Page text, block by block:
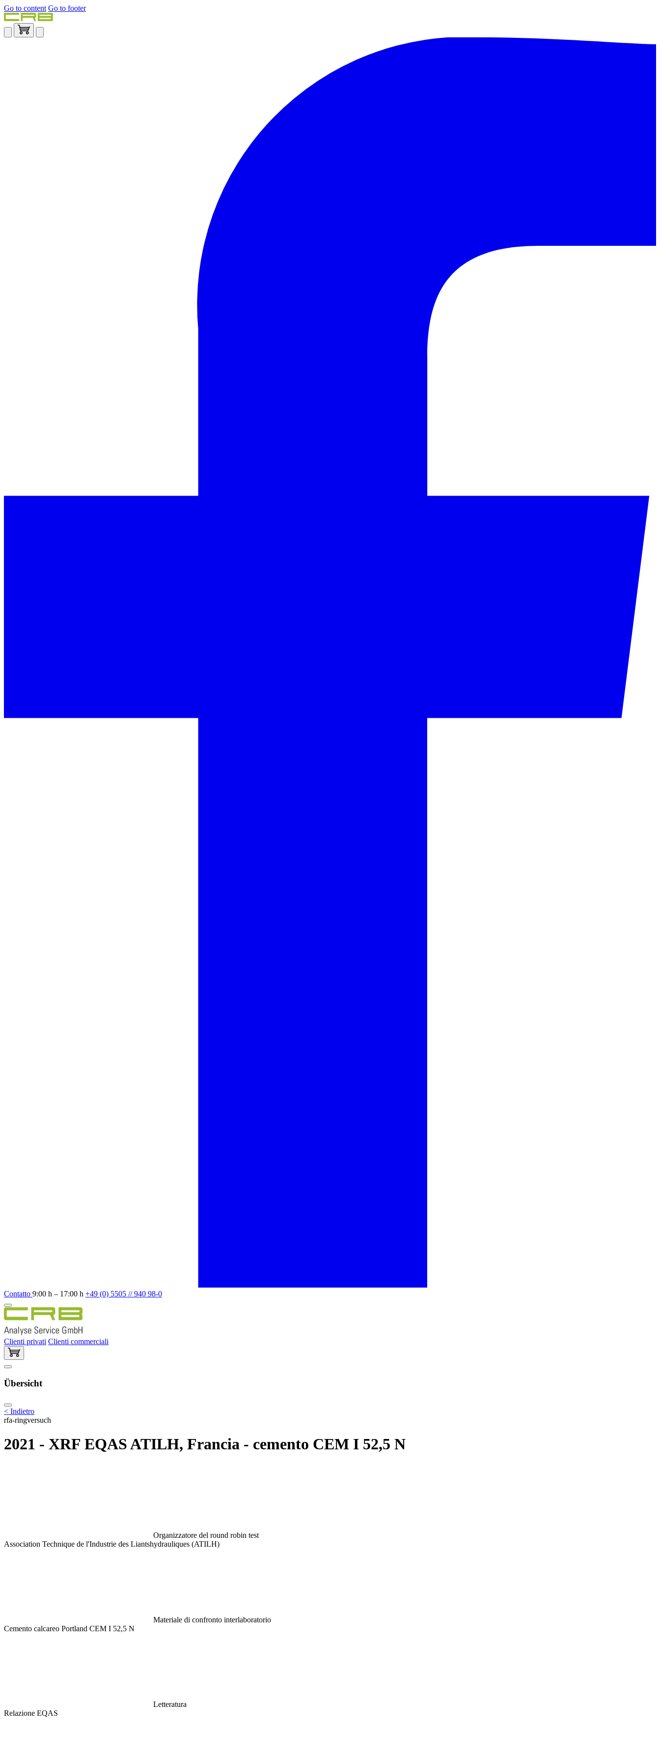
Go to content Go to footer
Contatto 9:00 h – 17:00 h +49 (0) 5505 // 940 98-0
Clienti privati Clienti commerciali
Übersicht
< Indietro
rfa-ringversuch
2021 - XRF EQAS ATILH, Francia - cemento CEM I 52,5 N
Organizzatore del round robin test
Association Technique de l'Industrie des Liantshydrauliques (ATILH)
Materiale di confronto interlaboratorio
Cemento calcareo Portland CEM I 52,5 N
Letteratura
Relazione EQAS